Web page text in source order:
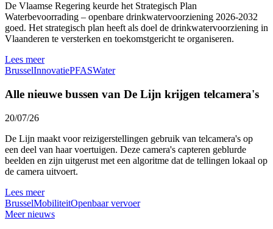
De Vlaamse Regering keurde het Strategisch Plan
Waterbevoorrading – openbare drinkwatervoorziening 2026-2032
goed. Het strategisch plan heeft als doel de drinkwatervoorziening in
Vlaanderen te versterken en toekomstgericht te organiseren.
Lees meer
BrusselInnovatiePFASWater
Alle nieuwe bussen van De Lijn krijgen telcamera's
20/07/26
De Lijn maakt voor reizigerstellingen gebruik van telcamera's op
een deel van haar voertuigen. Deze camera's capteren geblurde
beelden en zijn uitgerust met een algoritme dat de tellingen lokaal op
de camera uitvoert.
Lees meer
BrusselMobiliteitOpenbaar vervoer
Meer nieuws